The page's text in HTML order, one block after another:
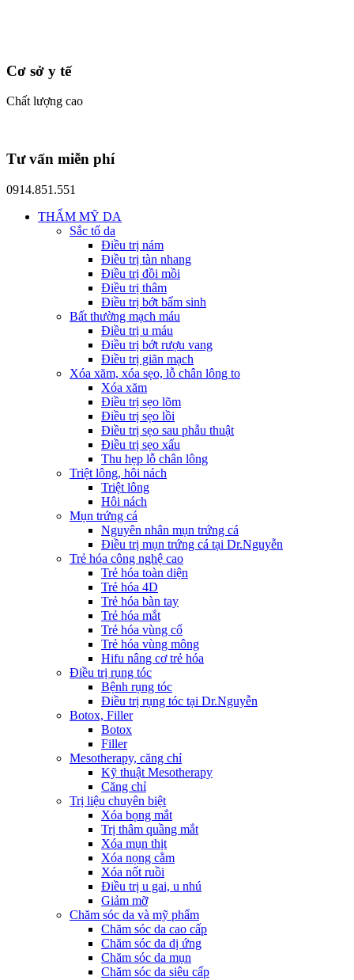
Cơ sở y tế
Chất lượng cao
Tư vấn miễn phí
0914.851.551
THẨM MỸ DA
Sắc tố da
Điều trị nám
Điều trị tàn nhang
Điều trị đồi mồi
Điều trị thâm
Điều trị bớt bẩm sinh
Bất thường mạch máu
Điều trị u máu
Điều trị bớt rượu vang
Điều trị giãn mạch
Xóa xăm, xóa sẹo, lỗ chân lông to
Xóa xăm
Điều trị sẹo lõm
Điều trị sẹo lồi
Điều trị sẹo sau phẫu thuật
Điều trị sẹo xấu
Thu hẹp lỗ chân lông
Triệt lông, hôi nách
Triệt lông
Hôi nách
Mụn trứng cá
Nguyên nhân mụn trứng cá
Điều trị mụn trứng cá tại Dr.Nguyễn
Trẻ hóa công nghệ cao
Trẻ hóa toàn diện
Trẻ hóa 4D
Trẻ hóa bàn tay
Trẻ hóa mắt
Trẻ hóa vùng cổ
Trẻ hóa vùng mông
Hifu nâng cơ trẻ hóa
Điều trị rụng tóc
Bệnh rụng tóc
Điều trị rụng tóc tại Dr.Nguyễn
Botox, Filler
Botox
Filler
Mesotherapy, căng chỉ
Kỹ thuật Mesotherapy
Căng chỉ
Trị liệu chuyên biệt
Xóa bọng mắt
Trị thâm quầng mắt
Xóa mụn thịt
Xóa nọng cằm
Xóa nốt ruồi
Điều trị u gai, u nhú
Giảm mỡ
Chăm sóc da và mỹ phẩm
Chăm sóc da cao cấp
Chăm sóc da dị ứng
Chăm sóc da mụn
Chăm sóc da siêu cấp